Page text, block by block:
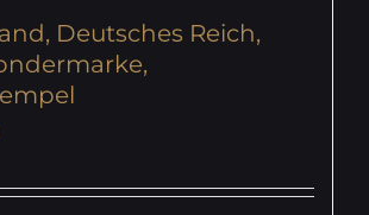
Deutsches Reich,